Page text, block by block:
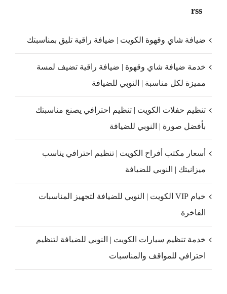
rss
ضيافة شاي وقهوة الكويت | ضيافة راقية تليق بمناسبتك
خدمة ضيافة شاي وقهوة | ضيافة راقية تضيف لمسة
مميزة لكل مناسبة | النوبي للضيافة
تنظيم حفلات الكويت | تنظيم احترافي يصنع مناسبتك
بأفضل صورة | النوبي للضيافة
أسعار مكتب أفراح الكويت | تنظيم احترافي يناسب
ميزانيتك | النوبي للضيافة
خيام VIP الكويت | النوبي للضيافة لتجهيز المناسبات
الفاخرة
خدمة تنظيم سيارات الكويت | النوبي للضيافة لتنظيم
احترافي للمواقف والمناسبات